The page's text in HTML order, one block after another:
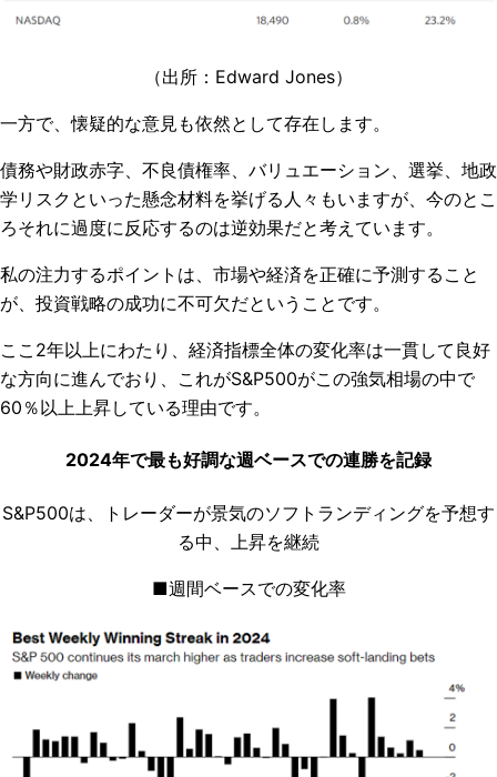
（出所： Edward Jones）
一方で、懐疑的な意見も依然として存在します。
債務や財政赤字、不良債権率、バリュエーション、選挙、地政
学リスクといった懸念材料を挙げる人々もいますが、今のとこ
ろそれに過度に反応するのは逆効果だと考えています。
私の注力するポイントは、市場や経済を正確に予測すること
が、投資戦略の成功に不可欠だということです。
ここ2年以上にわたり、経済指標全体の変化率は一貫して良好
な方向に進んでおり、これがS&P500がこの強気相場の中で
60％以上上昇している理由です。
2024年で最も好調な週ベースでの連勝を記録
S&P500は、トレーダーが景気のソフトランディングを予想す
る中、上昇を継続
■週間ベースでの変化率